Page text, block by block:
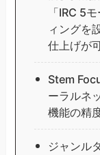
「IRC 5
ィングを
仕上げが
Stem
ーラルネ
機能の精
ジャンル